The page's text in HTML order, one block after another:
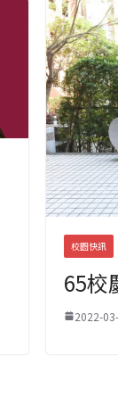
校園快訊
65校
2022-